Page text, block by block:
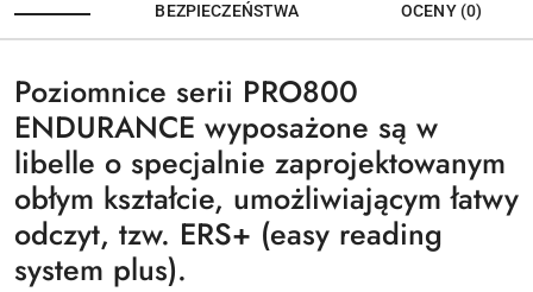
BEZPIECZEŃSTWA
OCENY (0)
Poziomnice serii PRO800
ENDURANCE wyposażone są w
libelle o specjalnie zaprojektowanym
obłym kształcie, umożliwiającym łatwy
odczyt, tzw. ERS+ (easy reading
system plus).